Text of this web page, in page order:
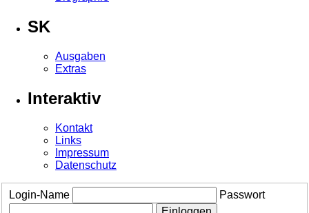
SK
Ausgaben
Extras
Interaktiv
Kontakt
Links
Impressum
Datenschutz
Login-Name Passwort